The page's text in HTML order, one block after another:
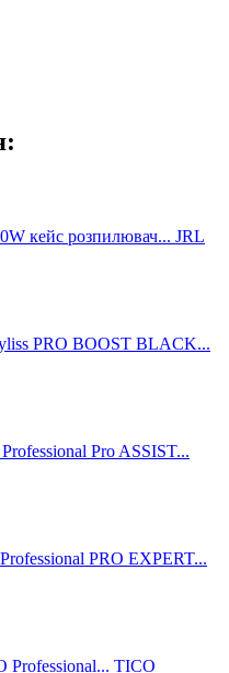
кейс розпилювач... JRL
PRO BOOST BLACK...
Pro ASSIST...
PRO EXPERT...
TICO